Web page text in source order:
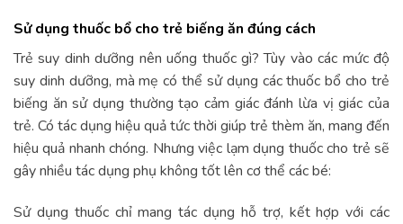
Sử dụng thuốc bổ cho trẻ biếng ăn đúng cách
Trẻ suy dinh dưỡng nên uống thuốc gì? Tùy vào các mức độ
suy dinh dưỡng, mà mẹ có thể sử dụng các thuốc bổ cho trẻ
biếng ăn sử dụng thường tạo cảm giác đánh lừa vị giác của
trẻ. Có tác dụng hiệu quả tức thời giúp trẻ thèm ăn, mang đến
hiệu quả nhanh chóng. Nhưng việc lạm dụng thuốc cho trẻ sẽ
gây nhiều tác dụng phụ không tốt lên cơ thể các bé:
Sử dụng thuốc chỉ mang tác dụng hỗ trợ, kết hợp với các